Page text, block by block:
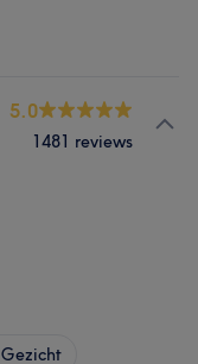
5.0
1481 reviews
Gezicht